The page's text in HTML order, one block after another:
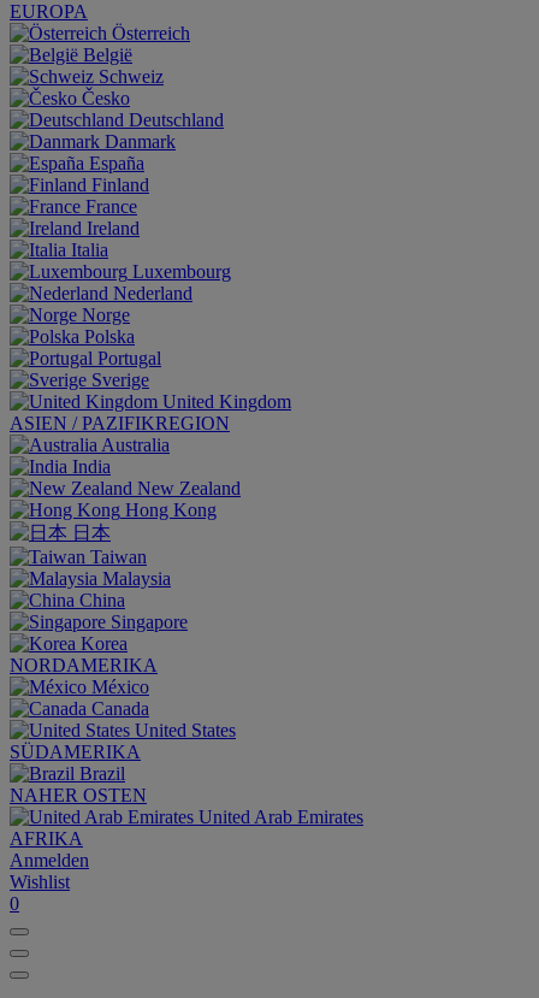
EUROPA
Österreich
België
Schweiz
Česko
Deutschland
Danmark
España
Finland
France
Ireland
Italia
Luxembourg
Nederland
Norge
Polska
Portugal
Sverige
United Kingdom
ASIEN / PAZIFIKREGION
Australia
India
New Zealand
Hong Kong
日本
Taiwan
Malaysia
China
Singapore
Korea
NORDAMERIKA
México
Canada
United States
SÜDAMERIKA
Brazil
NAHER OSTEN
United Arab Emirates
AFRIKA
Anmelden
Wishlist
0